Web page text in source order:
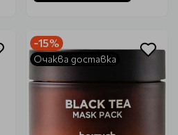
-15%
Очаква доставка